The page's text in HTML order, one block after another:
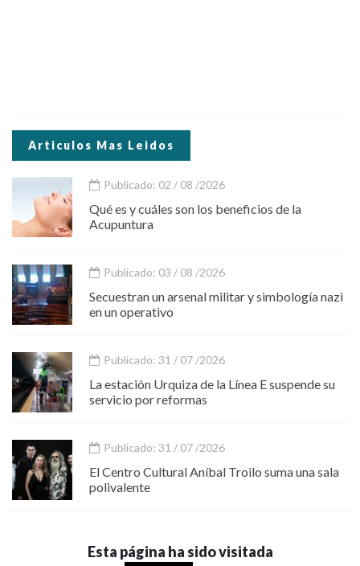
Articulos Mas Leidos
Publicado: 02 / 08 /2026
Qué es y cuáles son los beneficios de la
Acupuntura
Publicado: 03 / 08 /2026
Secuestran un arsenal militar y simbología nazi
en un operativo
Publicado: 31 / 07 /2026
La estación Urquiza de la Línea E suspende su
servicio por reformas
Publicado: 31 / 07 /2026
El Centro Cultural Aníbal Troilo suma una sala
polivalente
Esta página ha sido visitada